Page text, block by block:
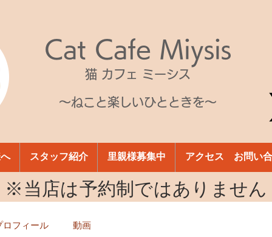
Cat Cafe Miysis
猫 カフェ ミーシス
～ねこと楽しいひとときを～
スタッフ紹介 里親様募集中 アクセス お問い
​※当店は予約制ではありません
ロフィール 動画